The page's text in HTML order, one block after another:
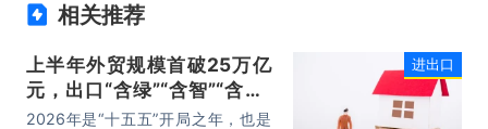
相关推荐
上半年外贸规模首破25万亿
元，出口“含绿”“含智”“含新”
量稳步攀升
2026年是“十五五”开局之年，也是
进出口